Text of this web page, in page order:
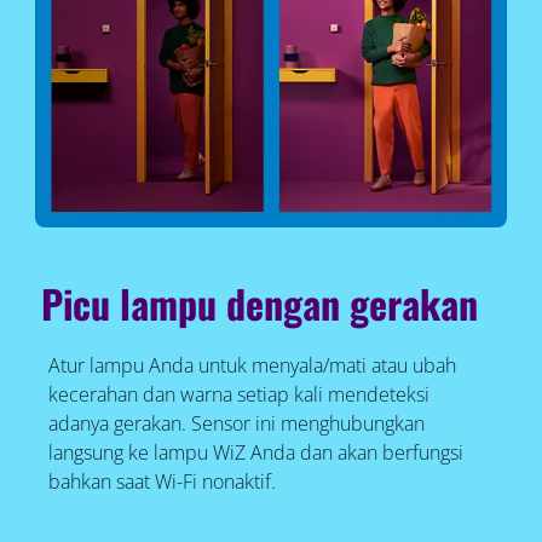
Picu lampu dengan gerakan
Atur lampu Anda untuk menyala/mati atau ubah
kecerahan dan warna setiap kali mendeteksi
adanya gerakan. Sensor ini menghubungkan
langsung ke lampu WiZ Anda dan akan berfungsi
bahkan saat Wi-Fi nonaktif.